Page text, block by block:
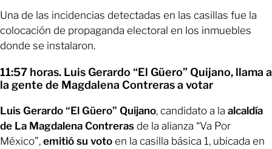
Una de las incidencias detectadas en las casillas fue la
colocación de propaganda electoral en los inmuebles
donde se instalaron.
11:57 horas. Luis Gerardo “El Güero” Quijano, llama a
la gente de Magdalena Contreras a votar
Luis Gerardo “El Güero” Quijano, candidato a la alcaldía
de La Magdalena Contreras de la alianza “Va Por
México”, emitió su voto en la casilla básica 1, ubicada en